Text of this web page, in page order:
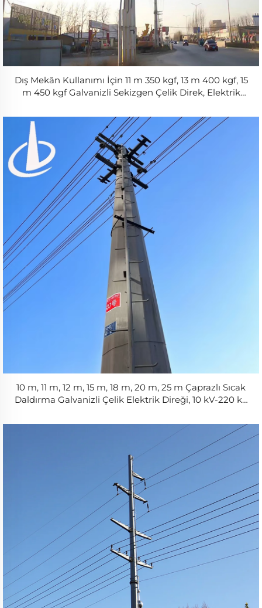
Dış Mekân Kullanımı İçin 11 m 350 kgf, 13 m 400 kgf, 15
m 450 kgf Galvanizli Sekizgen Çelik Direk, Elektrik
10 m, 11 m, 12 m, 15 m, 18 m, 20 m, 25 m Çaprazlı Sıcak
Daldırma Galvanizli Çelik Elektrik Direği, 10 kV-220 kV